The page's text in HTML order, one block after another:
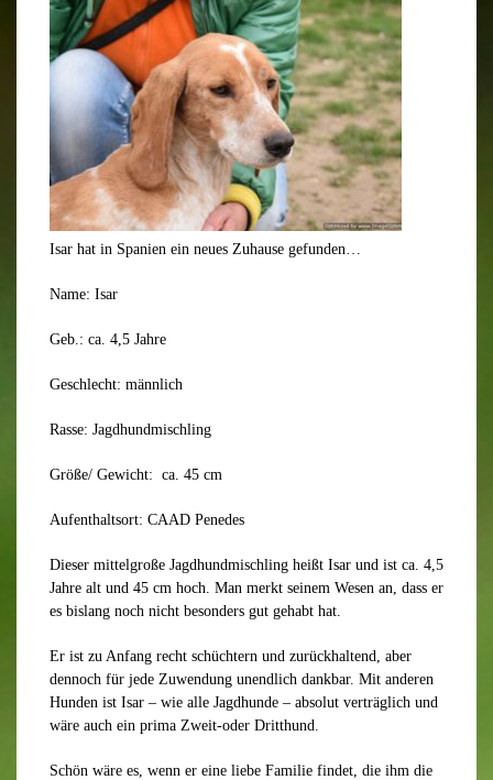
Isar hat in Spanien ein neues Zuhause gefunden…
Name: Isar
Geb.: ca. 4,5 Jahre
Geschlecht: männlich
Rasse: Jagdhundmischling
Größe/ Gewicht: ca. 45 cm
Aufenthaltsort: CAAD Penedes
Dieser mittelgroße Jagdhundmischling heißt Isar und ist ca. 4,5
Jahre alt und 45 cm hoch. Man merkt seinem Wesen an, dass er
es bislang noch nicht besonders gut gehabt hat.
Er ist zu Anfang recht schüchtern und zurückhaltend, aber
dennoch für jede Zuwendung unendlich dankbar. Mit anderen
Hunden ist Isar – wie alle Jagdhunde – absolut verträglich und
wäre auch ein prima Zweit-oder Dritthund.
Schön wäre es, wenn er eine liebe Familie findet, die ihm die